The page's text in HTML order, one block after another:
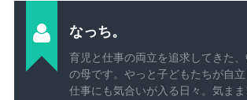
なっち。
育児と仕事の両立を追求してきた
の母です。やっと子どもたちが自
仕事にも気合いが入る日々。気ま